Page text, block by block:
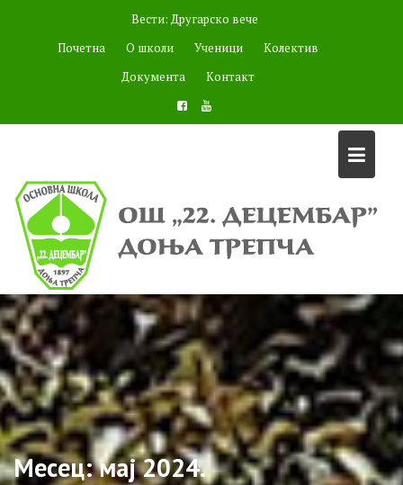
Вести: Другарско вече
Почетна
О школи Ученици
Колектив
Документа
Контакт
Месец:мај 2024.